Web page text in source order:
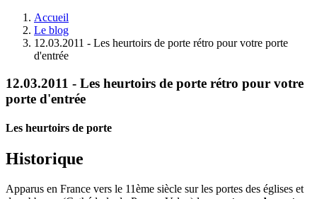
Accueil
Le blog
12.03.2011 - Les heurtoirs de porte rétro pour votre porte
d'entrée
12.03.2011 - Les heurtoirs de porte rétro pour votre
porte d'entrée
Les heurtoirs de porte
Historique
Apparus en France vers le 11ème siècle sur les portes des églises et